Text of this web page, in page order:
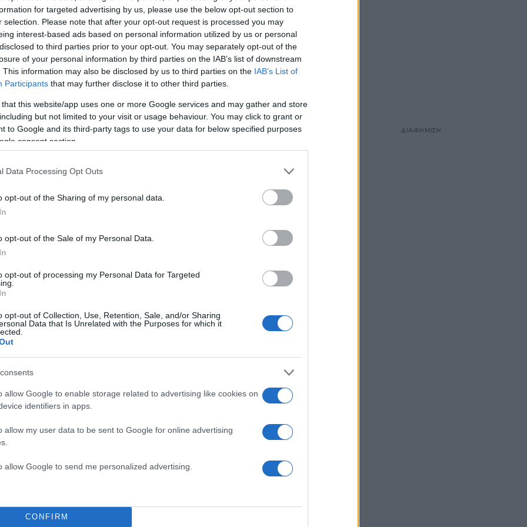
for targeted advertising by us, please use the below opt-out section to
selection. Please note that after your opt-out request is processed you may
interest-based ads based on personal information utilized by us or personal
to third parties prior to your opt-out. You may separately opt-out of the
of your personal information by third parties on the IAB’s list of downstream
This information may also be disclosed by us to third parties on the IAB’s List of
Participants that may further disclose it to other third parties.
that this website/app uses one or more Google services and may gather and store
but not limited to your visit or usage behaviour. You may click to grant or
to Google and its third-party tags to use your data for below specified purposes
consent section.
Data Processing Opt Outs
opt-out of the Sharing of my personal data.
opt-out of the Sale of my Personal Data.
opt-out of processing my Personal Data for Targeted
opt-out of Collection, Use, Retention, Sale, and/or Sharing
Data that Is Unrelated with the Purposes for which it
allow Google to enable storage related to advertising like cookies on
identifiers in apps.
allow my user data to be sent to Google for online advertising
allow Google to send me personalized advertising.
CONFIRM
για να αποχαιρετήσουμε όλοι μαζί τον ανυπέρβλητο
ταφή του στα κοιμητήρια Θέρμης.
θα δώσουν η διοίκηση της ΚΑΕ ΑΡΗΣ Midea,
ΔΙΑΦΗΜΙΣΗ